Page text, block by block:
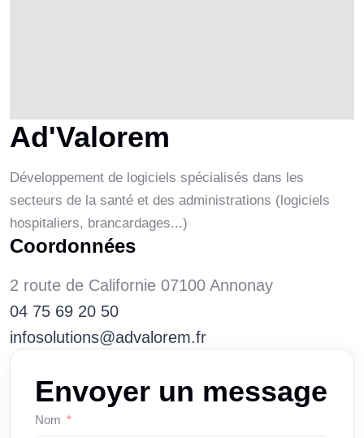
Ad'Valorem
Développement de logiciels spécialisés dans les
secteurs de la santé et des administrations (logiciels
hospitaliers, brancardages...)
Coordonnées
2 route de Californie 07100 Annonay
04 75 69 20 50
infosolutions@advalorem.fr
Envoyer un message
Nom